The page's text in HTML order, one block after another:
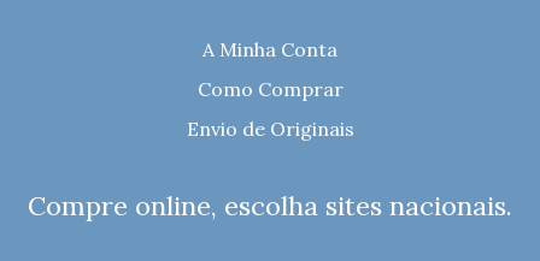
A Minha Conta
Como Comprar
Envio de Originais
Compre online, escolha sites nacionais.